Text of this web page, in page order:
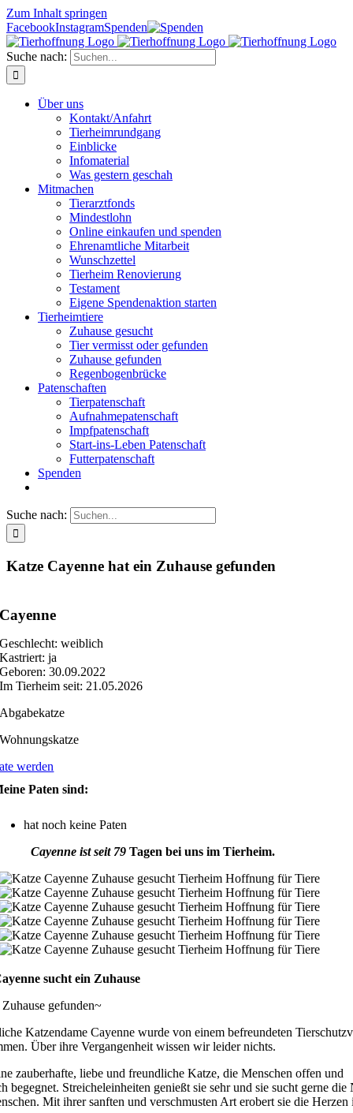
Zum Inhalt springen
FacebookInstagramSpenden
Suche nach:
Über uns
Kontakt/Anfahrt
Tierheimrundgang
Einblicke
Infomaterial
Was gestern geschah
Mitmachen
Tierarztfonds
Mindestlohn
Online einkaufen und spenden
Ehrenamtliche Mitarbeit
Wunschzettel
Tierheim Renovierung
Testament
Eigene Spendenaktion starten
Tierheimtiere
Zuhause gesucht
Tier vermisst oder gefunden
Zuhause gefunden
Regenbogenbrücke
Patenschaften
Tierpatenschaft
Aufnahmepatenschaft
Impfpatenschaft
Start-ins-Leben Patenschaft
Futterpatenschaft
Spenden
Suche nach:
Katze Cayenne hat ein Zuhause gefunden
Cayenne
Geschlecht: weiblich
Kastriert: ja
Geboren: 30.09.2022
Im Tierheim seit: 21.05.2026
Abgabekatze
Wohnungskatze
werden
Paten sind:
hat noch keine Paten
Cayenne ist seit 79 Tagen bei uns im Tierheim.
sucht ein Zuhause
gefunden~
Katzendame Cayenne wurde von einem befreundeten
Über ihre Vergangenheit wissen wir leider nichts.
zauberhafte, liebe und freundliche Katze, die Menschen offen und
begegnet. Streicheleinheiten genießt sie sehr und sie sucht gerne die
Mit ihrer sanften und verschmusten Art erobert sie die Herzen